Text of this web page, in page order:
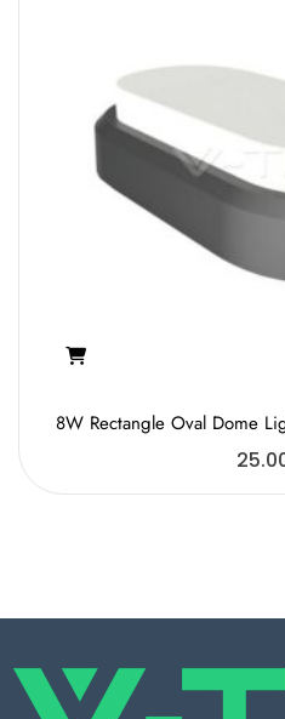
8W Rectangle Oval Dome